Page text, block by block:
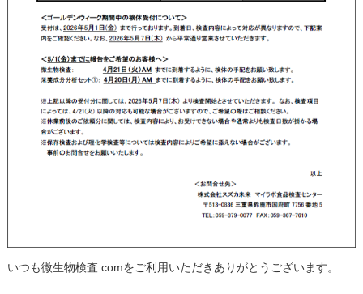
いつも微生物検査.comをご利用いただきありがとうございます。